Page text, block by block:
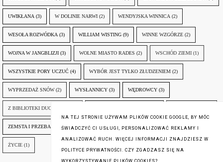
UWIKŁANA (3) W DOLINIE NARWI (2) WENDYJSKA WINNICA (2)
WESOŁA ROZWÓDKA (3) WILLIAM WISTING (9) WINNE WZGÓRZE (2)
WOJNA W JANGBLIZJI (3) WOLNE MIASTO RADES (2) WSCHÓD ZIEMI (1)
WSZYSTKIE PORY UCZUĆ (4) WYBÓR JEST TYLKO ZŁUDZENIEM (2)
WYPRZEDAŻ SNÓW (2) WYSŁANNICY (3) WĘDROWCY (3)
Z BIBLIOTEKI DUCHA GÓR
ZEMSTA I PRZEBACZENIE (6) ŚLADY ZBRODNI (3) ŻYCIA W ŻYCIU (3)
ŻYCIE (1)
NA TEJ STRONIE UŻYWAM PLIKÓW COOKIE GOOGLE, BY MÓC
ŚWIADCZYĆ CI USŁUGI, PERSONALIZOWAĆ REKLAMY I
ANALIZOWAĆ RUCH. WIĘCEJ INFORMACJI ZNAJDZIESZ W
POLITYCE PRYWATNOŚCI. CZY ZGADZASZ SIĘ NA
WYKORZYSTYWANIE PLIKÓW COOKIES?